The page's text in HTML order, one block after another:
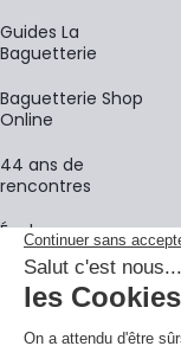
Guides La
Baguetterie
Baguetterie Shop
Online
44 ans de
rencontres
Écoles
La newsletter
Adresse e-mail